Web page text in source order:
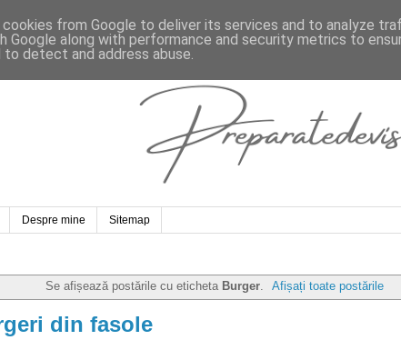
Despre mine Sitemap
Se afișează postările cu eticheta Burger. Afișați toate postările
din fasole
from Google to deliver its services and to analyze
Google along with performance and security metrics to
detect and address abuse.